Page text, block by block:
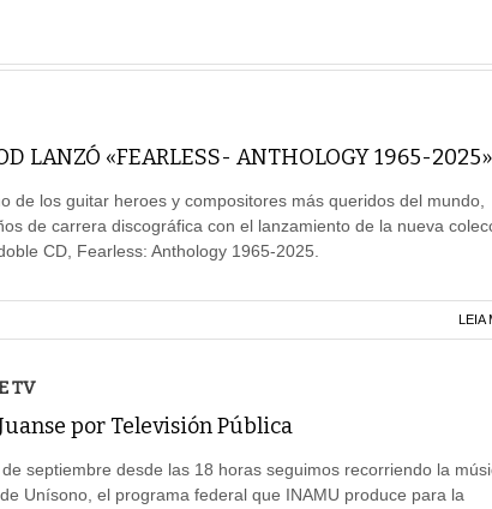
LANZÓ «FEARLESS- ANTHOLOGY 1965-2025»
de los guitar heroes y compositores más queridos del mundo,
de carrera discográfica con el lanzamiento de la nueva
CD, Fearless: Anthology 1965-2025.
LEIA
TV
por Televisión Pública
septiembre desde las 18 horas seguimos recorriendo la
Unísono, el programa federal que INAMU produce para la